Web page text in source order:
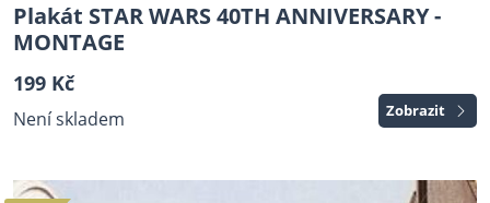
Plakát STAR WARS 40TH ANNIVERSARY -
MONTAGE
199 Kč
Není skladem Zobrazit